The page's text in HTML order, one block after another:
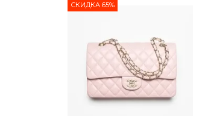
СКИДКА 65%